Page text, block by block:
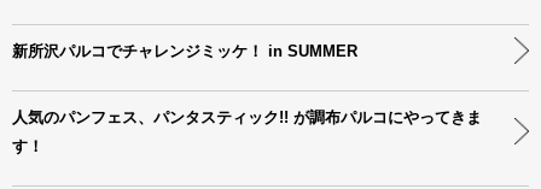
新所沢パルコでチャレンジミッケ！ in SUMMER
人気のパンフェス、パンタスティック!! が調布パルコにやってきま
す！